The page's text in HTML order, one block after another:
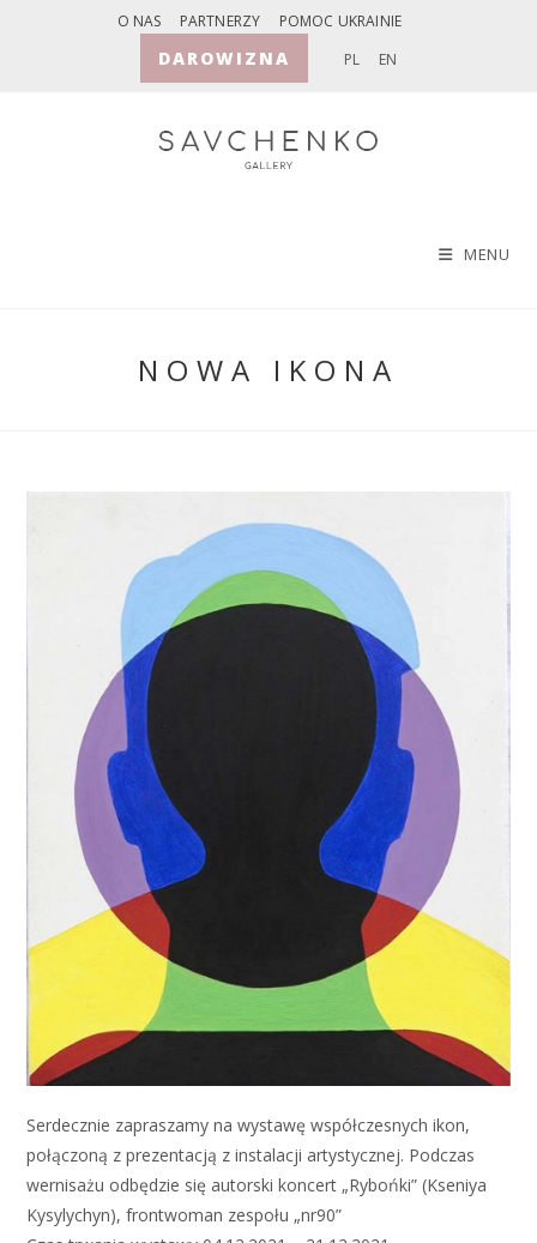
O NAS PARTNERZY POMOC UKRAINIE
DAROWIZNA PL EN
MENU
NOWA IKONA
Serdecznie zapraszamy na wystawę współczesnych ikon,
połączoną z prezentacją z instalacji artystycznej. Podczas
wernisażu odbędzie się autorski koncert „Rybońki” (Kseniya
Kysylychyn), frontwoman zespołu „nr90”